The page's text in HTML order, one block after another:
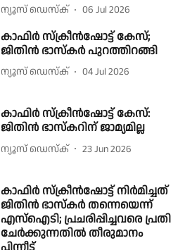
ന്യൂസ് ഡെസ്ക് 06 Jul 2026
കാഫിർ സ്ക്രീൻഷോട്ട് കേസ്;
ജിതിൻ ഭാസ്കർ പുറത്തിറങ്ങി
ന്യൂസ് ഡെസ്ക് 04 Jul 2026
കാഫിർ സ്‌ക്രീൻഷോട്ട് കേസ്:
ജിതിൻ ഭാസ്‌കറിന് ജാമ്യമില്ല
ന്യൂസ് ഡെസ്ക് 23 Jun 2026
കാഫിർ സ്ക്രീൻഷോട്ട് നിർമിച്ചത്
ജിതിൻ ഭാസ്കർ തന്നെയെന്ന്
എസ്ഐടി; പ്രചരിപ്പിച്ചവരെ പ്രതി
ചേര്‍ക്കുന്നതില്‍ തീരുമാനം